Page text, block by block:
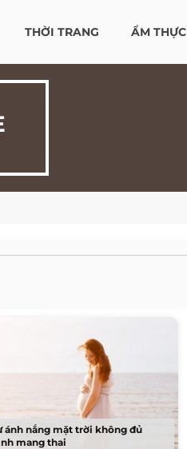
THỜI TRANG ẨM THỰC
ánh nắng mặt trời không đủ
mang thai